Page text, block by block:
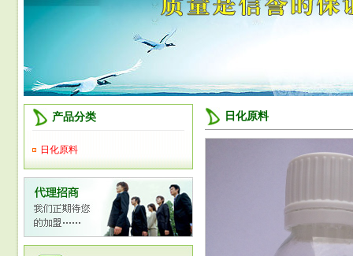
广告2
产品分类
日化原料
日化原料